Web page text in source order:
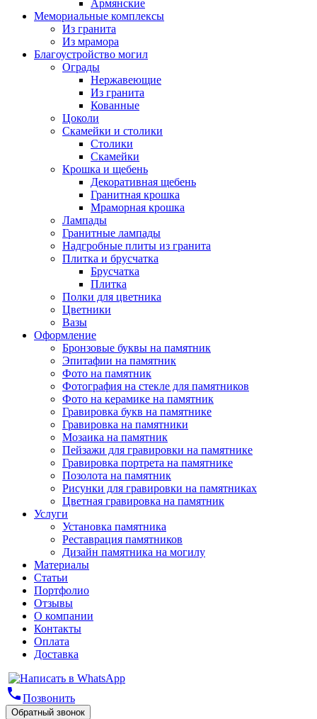
Армянские
Мемориальные комплексы
Из гранита
Из мрамора
Благоустройство могил
Ограды
Нержавеющие
Из гранита
Кованные
Цоколи
Скамейки и столики
Столики
Скамейки
Крошка и щебень
Декоративная щебень
Гранитная крошка
Мраморная крошка
Лампады
Гранитные лампады
Надгробные плиты из гранита
Плитка и брусчатка
Брусчатка
Плитка
Полки для цветника
Цветники
Вазы
Оформление
Бронзовые буквы на памятник
Эпитафии на памятник
Фото на памятник
Фотография на стекле для памятников
Фото на керамике на памятник
Гравировка букв на памятнике
Гравировка на памятники
Мозаика на памятник
Пейзажи для гравировки на памятнике
Гравировка портрета на памятнике
Позолота на памятник
Рисунки для гравировки на памятниках
Цветная гравировка на памятник
Услуги
Установка памятника
Реставрация памятников
Дизайн памятника на могилу
Материалы
Статьи
Портфолио
Отзывы
О компании
Контакты
Оплата
Доставка
phoneПозвонить
Обратный звонок